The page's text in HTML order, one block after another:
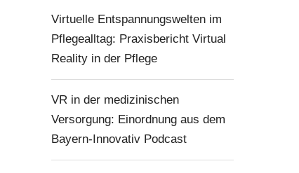
Virtuelle Entspannungswelten im
Pflegealltag: Praxisbericht Virtual
Reality in der Pflege
VR in der medizinischen
Versorgung: Einordnung aus dem
Bayern-Innovativ Podcast